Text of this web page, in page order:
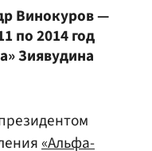
Винокуров —
по 2014 год
Зиявудина
«Альфа-